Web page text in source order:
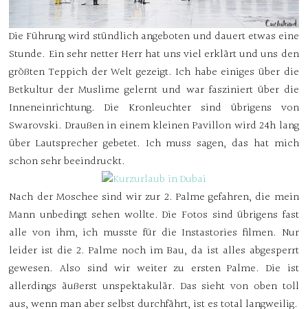
Die Führung wird stündlich angeboten und dauert etwas eine
Stunde. Ein sehr netter Herr hat uns viel erklärt und uns den
größten Teppich der Welt gezeigt. Ich habe einiges über die
Betkultur der Muslime gelernt und war fasziniert über die
Inneneinrichtung. Die Kronleuchter sind übrigens von
Swarovski. Draußen in einem kleinen Pavillon wird 24h lang
über Lautsprecher gebetet. Ich muss sagen, das hat mich
schon sehr beeindruckt.
Nach der Moschee sind wir zur 2. Palme gefahren, die mein
Mann unbedingt sehen wollte. Die Fotos sind übrigens fast
alle von ihm, ich musste für die Instastories filmen. Nur
leider ist die 2. Palme noch im Bau, da ist alles abgesperrt
gewesen. Also sind wir weiter zu ersten Palme. Die ist
allerdings äußerst unspektakulär. Das sieht von oben toll
aus, wenn man aber selbst durchfährt, ist es total langweilig.